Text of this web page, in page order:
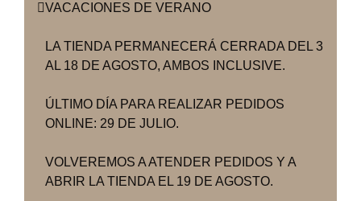
VACACIONES DE VERANO
LA TIENDA PERMANECERÁ CERRADA DEL 3
AL 18 DE AGOSTO, AMBOS INCLUSIVE.
ÚLTIMO DÍA PARA REALIZAR PEDIDOS
ONLINE: 29 DE JULIO.
VOLVEREMOS A ATENDER PEDIDOS Y A
ABRIR LA TIENDA EL 19 DE AGOSTO.